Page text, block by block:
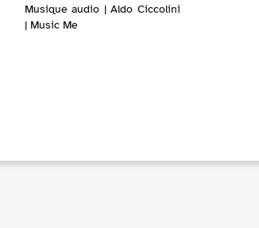
Musique audio | Aldo Ciccolini
| Music Me